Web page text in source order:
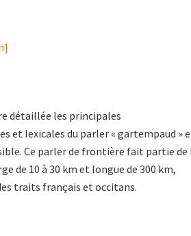
détaillée les principales
et lexicales du parler « gartempaud »
Ce parler de frontière fait partie de
de 10 à 30 km et longue de 300 km,
traits français et occitans.